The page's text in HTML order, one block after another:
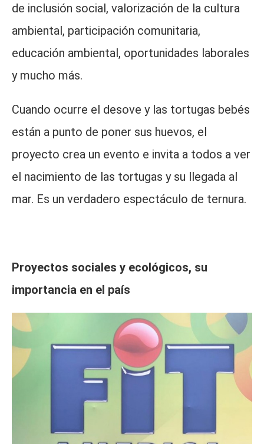
de inclusión social, valorización de la cultura
ambiental, participación comunitaria,
educación ambiental, oportunidades laborales
y mucho más.
Cuando ocurre el desove y las tortugas bebés
están a punto de poner sus huevos, el
proyecto crea un evento e invita a todos a ver
el nacimiento de las tortugas y su llegada al
mar. Es un verdadero espectáculo de ternura.
Proyectos sociales y ecológicos, su
importancia en el país